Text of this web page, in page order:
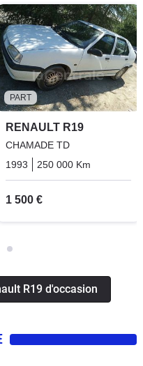
PART
RENAULT R19
CHAMADE TD
1993
250 000 Km
1 500 €
R19 d'occasion